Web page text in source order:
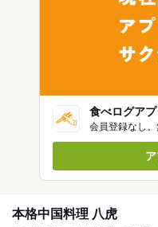
食べログアプ
会員登録なし
本格中国料理 八虎